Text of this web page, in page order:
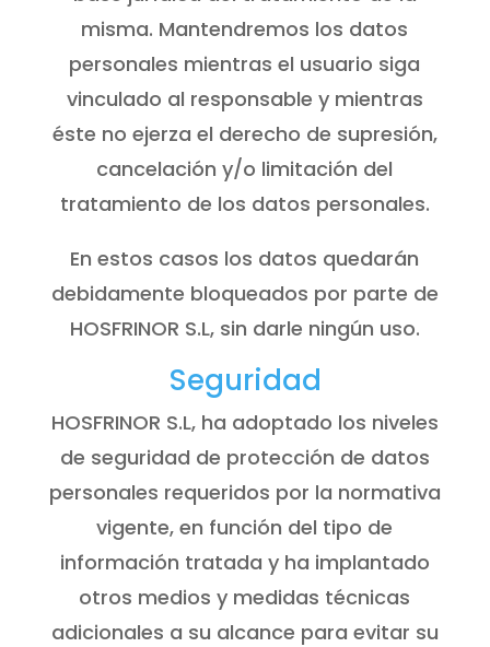
misma. Mantendremos los datos
personales mientras el usuario siga
vinculado al responsable y mientras
éste no ejerza el derecho de supresión,
cancelación y/o limitación del
tratamiento de los datos personales.
En estos casos los datos quedarán
debidamente bloqueados por parte de
HOSFRINOR S.L, sin darle ningún uso.
Seguridad
HOSFRINOR S.L, ha adoptado los niveles
de seguridad de protección de datos
personales requeridos por la normativa
vigente, en función del tipo de
información tratada y ha implantado
otros medios y medidas técnicas
adicionales a su alcance para evitar su